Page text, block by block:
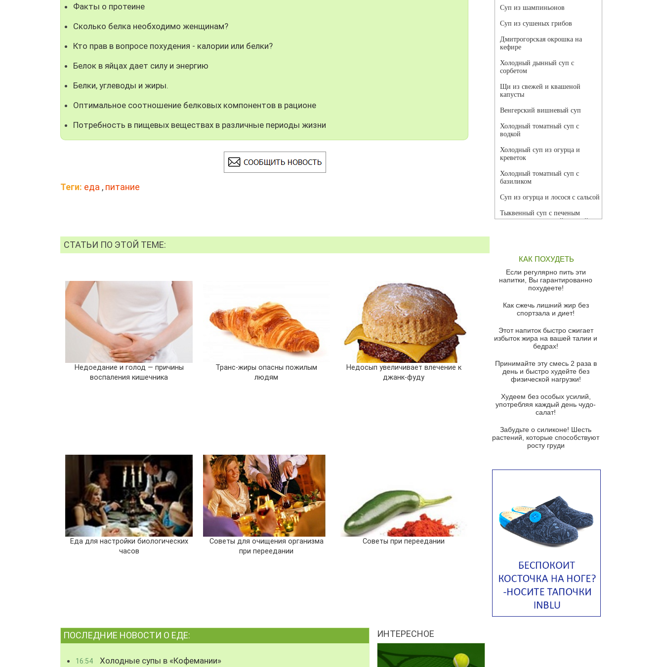
Факты о протеине
Сколько белка необходимо женщинам?
Кто прав в вопросе похудения - калории или белки?
Белок в яйцах дает силу и энергию
Белки, углеводы и жиры.
Оптимальное соотношение белковых компонентов в рационе
Потребность в пищевых веществах в различные периоды жизни
Теги: еда , питание
СТАТЬИ ПО ЭТОЙ ТЕМЕ:
Недоедание и голод — причины
воспаления кишечника
Транс-жиры опасны пожилым
людям
Недосып увеличивает влечение к
джанк-фуду
Еда для настройки биологических
часов
Советы для очищения организма
при переедании
Советы при переедании
ПОСЛЕДНИЕ НОВОСТИ О ЕДЕ:
16:54 Холодные супы в «Кофемании»
ИНТЕРЕСНОЕ
Суп из шампиньонов
Суп из сушеных грибов
Дмитрогорская окрошка на
кефире
Холодный дынный суп с
сорбетом
Щи из свежей и квашеной
капусты
Венгерский вишневый суп
Холодный томатный суп с
водкой
Холодный суп из огурца и
креветок
Холодный томатный суп с
базиликом
Суп из огурца и лосося с сальсой
Тыквенный суп с печеным
чесноком и томатной сальсой
красного перца
Парижский луковый суп
Суп из спаржи и горошка с
Суп-крем из цветной капусты
Французский луковый суп
Суп из баклажанов с моцареллой
Грибной крем-суп с кростини с
козьим сыром
Суп мисо с зеленым луком и
тофу
из рукколы
Португальский чесночный суп с
Ирландский картофельный суп
Суп из пастернака
Пряный морковный суп во время
зимних холодов
Американский суп из красной
фасоли с сальсой гуакамоле
Острый чечевичный суп с
кремом из петрушки
Суп с лапшой рамен в
КАК ПОХУДЕТЬ
Если регулярно пить эти
напитки, Вы гарантированно
похудеете!
Как сжечь лишний жир без
спортзала и диет!
Этот напиток быстро сжигает
избыток жира на вашей талии и
бедрах!
Принимайте эту смесь 2 раза в
день и быстро худейте без
физической нагрузки!
Худеем без особых усилий,
употребляя каждый день чудо-
салат!
Забудьте о силиконе! Шесть
растений, которые способствуют
росту груди